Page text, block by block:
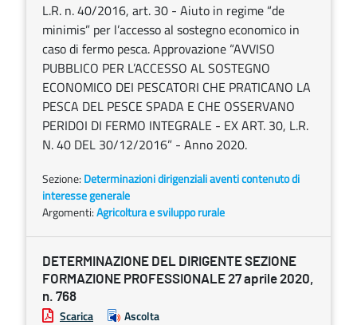
L.R. n. 40/2016, art. 30 - Aiuto in regime “de
minimis” per l’accesso al sostegno economico in
caso di fermo pesca. Approvazione “AVVISO
PUBBLICO PER L’ACCESSO AL SOSTEGNO
ECONOMICO DEI PESCATORI CHE PRATICANO LA
PESCA DEL PESCE SPADA E CHE OSSERVANO
PERIDOI DI FERMO INTEGRALE - EX ART. 30, L.R.
N. 40 DEL 30/12/2016” - Anno 2020.
Sezione: Determinazioni dirigenziali aventi contenuto di
interesse generale
Argomenti:Agricoltura e sviluppo rurale
DETERMINAZIONE DEL DIRIGENTE SEZIONE
FORMAZIONE PROFESSIONALE 27 aprile 2020,
n. 768
Scarica Ascolta